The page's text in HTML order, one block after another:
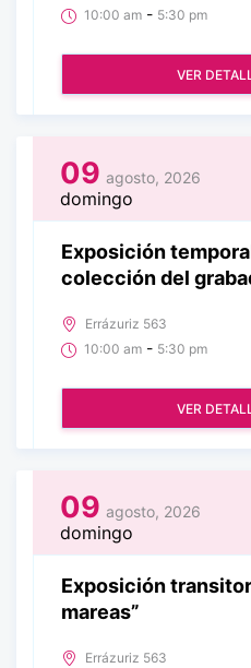
10:00 am - 5:30 pm
VER
09 agosto, 2026
domingo
Exposición
colección del
Errázuriz 563
10:00 am - 5:30 pm
VER
09 agosto, 2026
domingo
Exposición
mareas”
Errázuriz 563